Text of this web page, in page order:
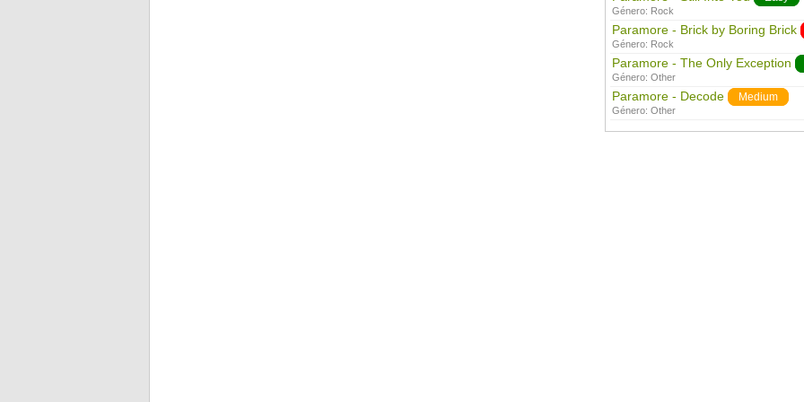
Género: Rock
Paramore - Brick by Boring Brick
Género: Rock
Paramore - The Only Exception
Género: Other
Paramore - Decode Medium
Género: Other